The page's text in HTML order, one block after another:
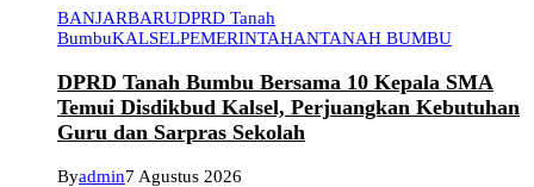
BANJARBARUDPRD Tanah
BumbuKALSELPEMERINTAHANTANAH BUMBU
DPRD Tanah Bumbu Bersama 10 Kepala SMA
Temui Disdikbud Kalsel, Perjuangkan Kebutuhan
Guru dan Sarpras Sekolah
Byadmin7 Agustus 2026